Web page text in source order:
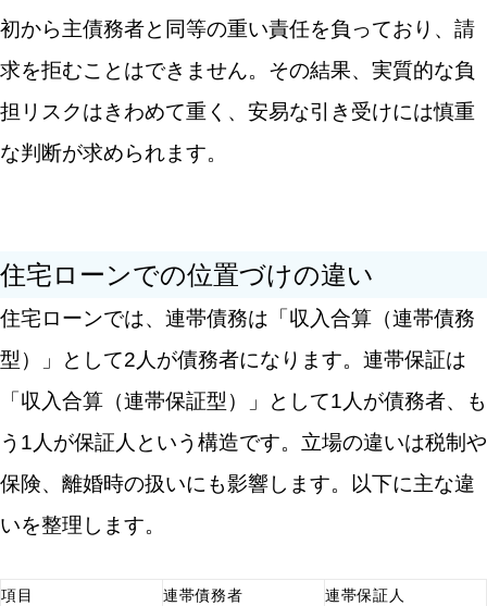
初から主債務者と同等の重い責任を負っており、請
求を拒むことはできません。その結果、実質的な負
担リスクはきわめて重く、安易な引き受けには慎重
な判断が求められます。
住宅ローンでの位置づけの違い
住宅ローンでは、連帯債務は「収入合算（連帯債務
型）」として2人が債務者になります。連帯保証は
「収入合算（連帯保証型）」として1人が債務者、も
う1人が保証人という構造です。立場の違いは税制や
保険、離婚時の扱いにも影響します。以下に主な違
いを整理します。
項目 連帯債務者
連帯保証人